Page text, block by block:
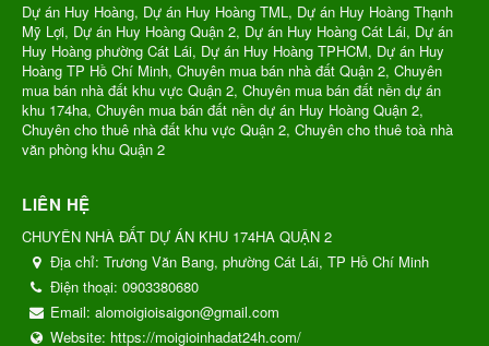
Dự án Huy Hoàng, Dự án Huy Hoàng TML, Dự án Huy Hoàng Thạnh
Mỹ Lợi, Dự án Huy Hoàng Quận 2, Dự án Huy Hoàng Cát Lái, Dự án
Huy Hoàng phường Cát Lái, Dự án Huy Hoàng TPHCM, Dự án Huy
Hoàng TP Hồ Chí Minh, Chuyên mua bán nhà đất Quận 2, Chuyên
mua bán nhà đất khu vực Quận 2, Chuyên mua bán đất nền dự án
khu 174ha, Chuyên mua bán đất nền dự án Huy Hoàng Quận 2,
Chuyên cho thuê nhà đất khu vực Quận 2, Chuyên cho thuê toà nhà
văn phòng khu Quận 2
LIÊN HỆ
CHUYÊN NHÀ ĐẤT DỰ ÁN KHU 174HA QUẬN 2
Địa chỉ: Trương Văn Bang, phường Cát Lái, TP Hồ Chí Minh
Điện thoại: 0903380680
Email: alomoigioisaigon@gmail.com
Website: https://moigioinhadat24h.com/